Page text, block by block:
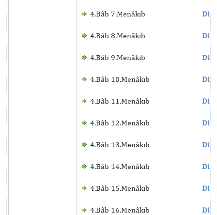
4.Bâb 7.Menâkıb
4.Bâb 8.Menâkıb
4.Bâb 9.Menâkıb
4.Bâb 10.Menâkıb
4.Bâb 11.Menâkıb
4.Bâb 12.Menâkıb
4.Bâb 13.Menâkıb
4.Bâb 14.Menâkıb
4.Bâb 15.Menâkıb
4.Bâb 16.Menâkıb